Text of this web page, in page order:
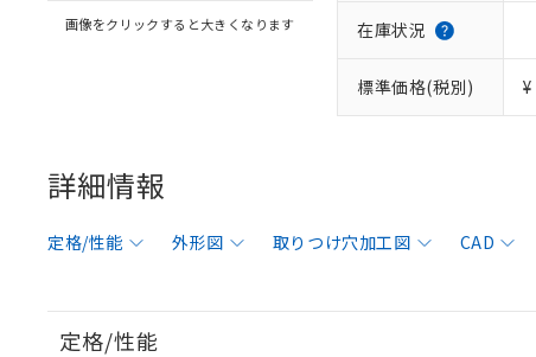
画像をクリックすると大きくなります 在庫状況
標準価格(税別)
詳細情報
定格/性能 外形図 取りつけ穴加工図 CAD
定格/性能